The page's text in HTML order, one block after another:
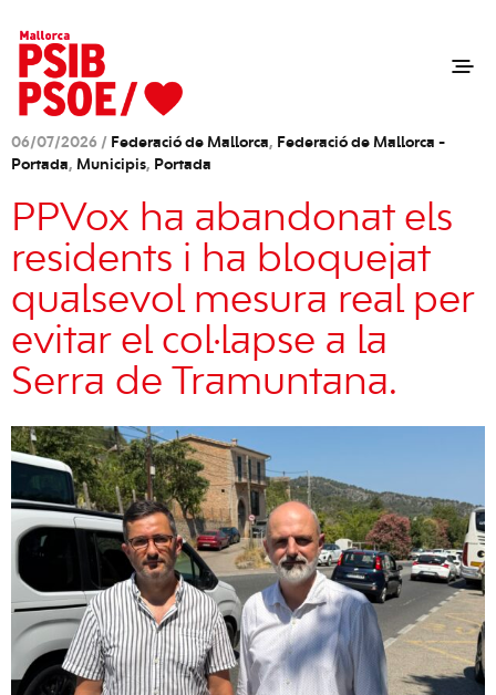
06/07/2026 / Federació de Mallorca, Federació de Mallorca -
Portada, Municipis, Portada
PPVox ha abandonat els
residents i ha bloquejat
qualsevol mesura real per
evitar el col·lapse a la
Serra de Tramuntana.